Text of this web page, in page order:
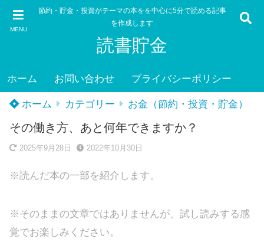
MENU
節約・貯金・投資がテーマの本をを中心に5分で読める記事
を作成します
読書貯金
ホーム お問い合わせ プライバシーポリシー
ホーム カテゴリー お金（節約・投資・貯金）
その働き方、あと何年できますか？
2025年9月28日 2022年10月30日
※読んだ本の一部を紹介します。
※そのままの文章ではありませんが、試し読みする感
覚でお楽しみください。